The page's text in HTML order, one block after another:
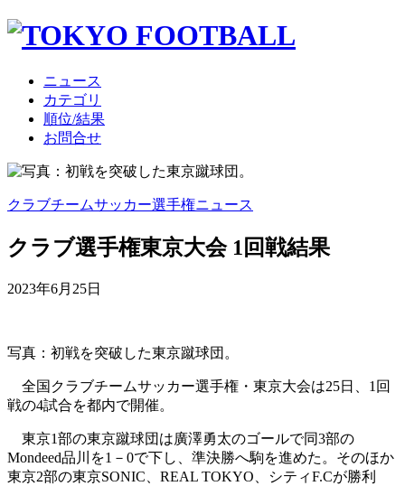
ニュース
カテゴリ
順位/結果
お問合せ
クラブチームサッカー選手権ニュース
クラブ選手権東京大会 1回戦結果
2023年6月25日
写真：初戦を突破した東京蹴球団。
全国クラブチームサッカー選手権・東京大会は25日、1回
戦の4試合を都内で開催。
東京1部の東京蹴球団は廣澤勇太のゴールで同3部の
Mondeed品川を1－0で下し、準決勝へ駒を進めた。そのほか
東京2部の東京SONIC、REAL TOKYO、シティF.Cが勝利